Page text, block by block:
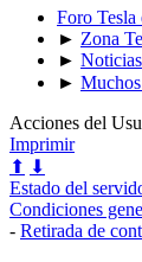
Foro Tesla
► Zona
► Noticias
►
Acciones del
Imprimir
⬆ ⬇
Estado del
Condiciones
- Retirada de